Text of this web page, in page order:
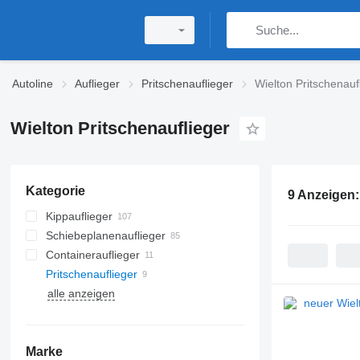
Autoline Auflieger Pritschenauflieger Wielton
Wielton Pritschenauflieger
Kategorie
Kippauflieger
Schiebeplanenauflieger
Containerauflieger
Pritschenauflieger
alle anzeigen
Marke
9 Anzeigen: